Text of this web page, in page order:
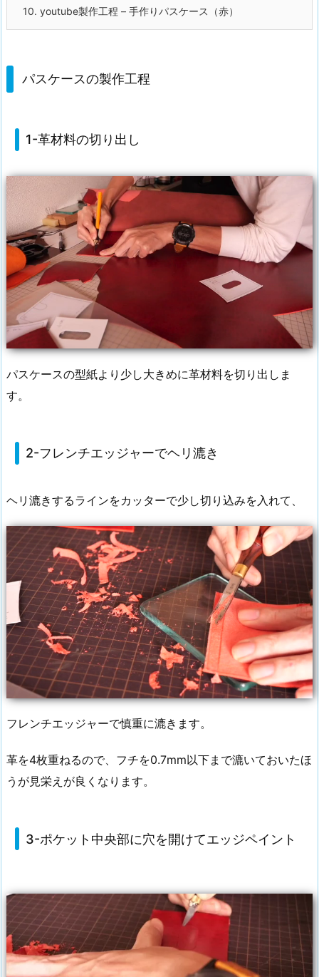
10. youtube製作工程 – 手作りパスケース（赤）
パスケースの製作工程
1-革材料の切り出し
パスケースの型紙より少し大きめに革材料を切り出しま
す。
2-フレンチエッジャーでヘリ漉き
ヘリ漉きするラインをカッターで少し切り込みを入れて、
フレンチエッジャーで慎重に漉きます。
革を4枚重ねるので、フチを0.7mm以下まで漉いておいたほ
うが見栄えが良くなります。
3-ポケット中央部に穴を開けてエッジペイント